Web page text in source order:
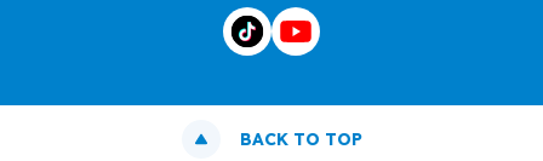
BACK TO TOP